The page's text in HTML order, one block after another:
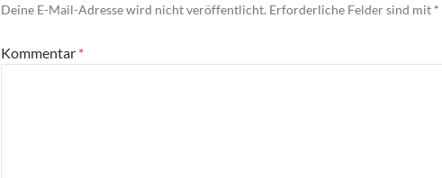
Deine E-Mail-Adresse wird nicht veröffentlicht. Erforderliche Felder sind mit *
Kommentar *